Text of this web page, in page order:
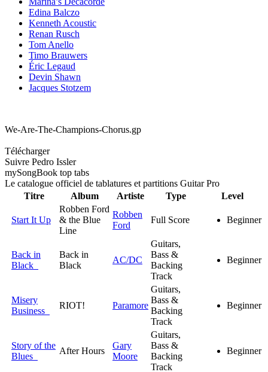
Edina Balczo
Kenneth Acoustic
Renan Rusch
Tom Anello
Timo Brauwers
Éric Legaud
Devin Shawn
Jacques Stotzem
We-Are-The-Champions-Chorus.gp
Télécharger
Suivre Pedro Issler
mySongBook top tabs
Le catalogue officiel de tablatures et partitions Guitar Pro
Titre
Album Artiste Type Level
Start It Up
Robben Ford
& the Blue
Line
Robben
Ford
Full Score Beginner
Back in
Black
Back in
Black
AC/DC
Guitars,
Bass &
Backing
Track
Beginner
Misery
Business
RIOT! Paramore
Guitars,
Bass &
Backing
Track
Beginner
Story of the
Blues
After Hours
Gary
Moore
Guitars,
Bass &
Backing
Track
Beginner